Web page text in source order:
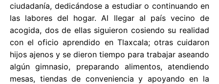
ciudadanía, dedicándose a estudiar o continuando en
las labores del hogar. Al llegar al país vecino de
acogida, dos de ellas siguieron cosiendo su realidad
con el oficio aprendido en Tlaxcala; otras cuidaron
hijos ajenos y se dieron tiempo para trabajar aseando
algún gimnasio, preparando alimentos, atendiendo
mesas, tiendas de conveniencia y apoyando en la